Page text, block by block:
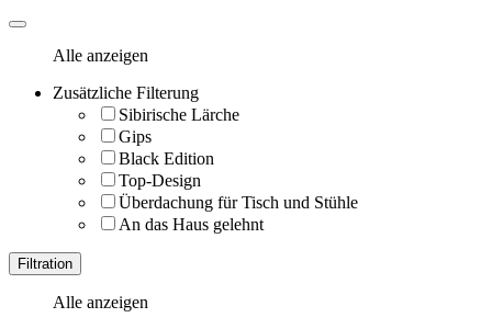
Alle anzeigen
Zusätzliche Filterung
Sibirische Lärche
Gips
Black Edition
Top-Design
Überdachung für Tisch und Stühle
An das Haus gelehnt
Filtration
Alle anzeigen